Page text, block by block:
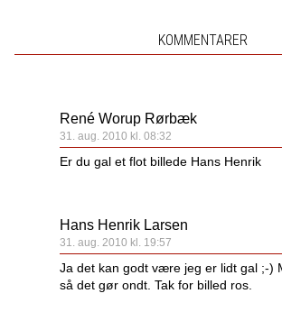
KOMMENTARER
René Worup Rørbæk
31. aug. 2010 kl. 08:32
Er du gal et flot billede Hans Henrik
Hans Henrik Larsen
31. aug. 2010 kl. 19:57
Ja det kan godt være jeg er lidt gal ;-)
så det gør ondt. Tak for billed ros.